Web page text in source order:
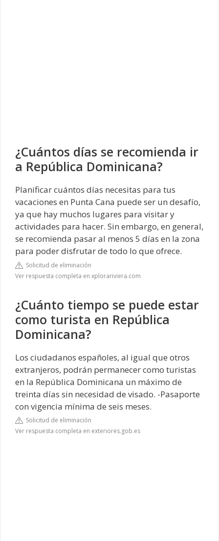
¿Cuántos días se recomienda ir
a República Dominicana?
Planificar cuántos días necesitas para tus
vacaciones en Punta Cana puede ser un desafío,
ya que hay muchos lugares para visitar y
actividades para hacer. Sin embargo, en general,
se recomienda pasar al menos 5 días en la zona
para poder disfrutar de todo lo que ofrece.
Solicitud de eliminación
Ver respuesta completa en xplorariviera.com
¿Cuánto tiempo se puede estar
como turista en República
Dominicana?
Los ciudadanos españoles, al igual que otros
extranjeros, podrán permanecer como turistas
en la República Dominicana un máximo de
treinta días sin necesidad de visado. -Pasaporte
con vigencia mínima de seis meses.
Solicitud de eliminación
Ver respuesta completa en exteriores.gob.es